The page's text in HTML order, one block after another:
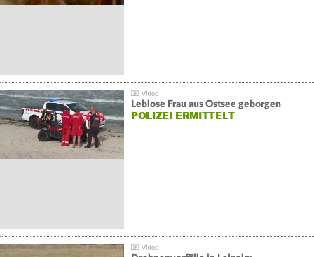
Leblose Frau aus Ostsee geborgen
POLIZEI ERMITTELT